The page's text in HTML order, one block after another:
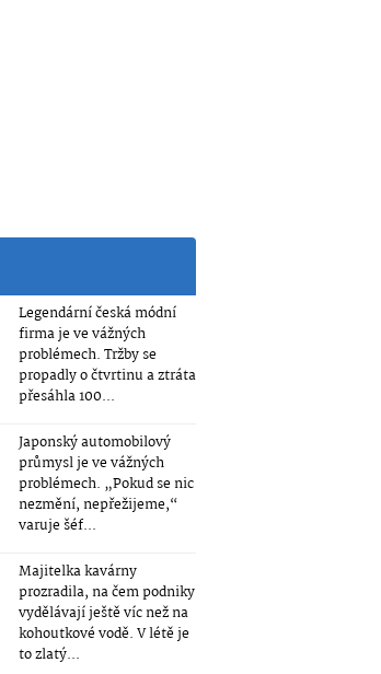
Legendární česká módní
firma je ve vážných
problémech. Tržby se
propadly o čtvrtinu a ztráta
přesáhla 100...
Japonský automobilový
průmysl je ve vážných
problémech. „Pokud se nic
nezmění, nepřežijeme,“
varuje šéf...
Majitelka kavárny
prozradila, na čem podniky
vydělávají ještě víc než na
kohoutkové vodě. V létě je
to zlatý...